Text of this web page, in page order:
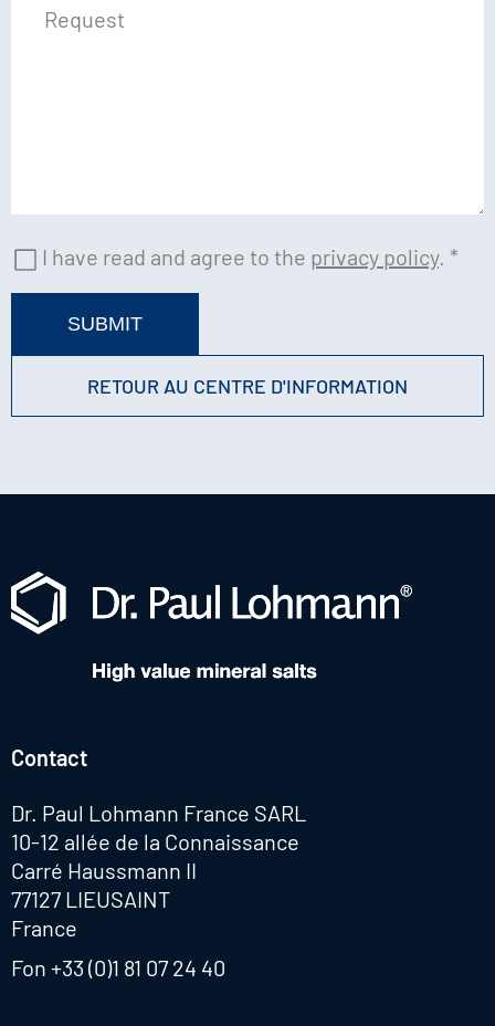
I have read and agree to the privacy policy. *
SUBMIT
RETOUR AU CENTRE D'INFORMATION
Contact
Dr. Paul Lohmann France SARL
10-12 allée de la Connaissance
Carré Haussmann II
77127 LIEUSAINT
France
Fon +33 (0)1 81 07 24 40